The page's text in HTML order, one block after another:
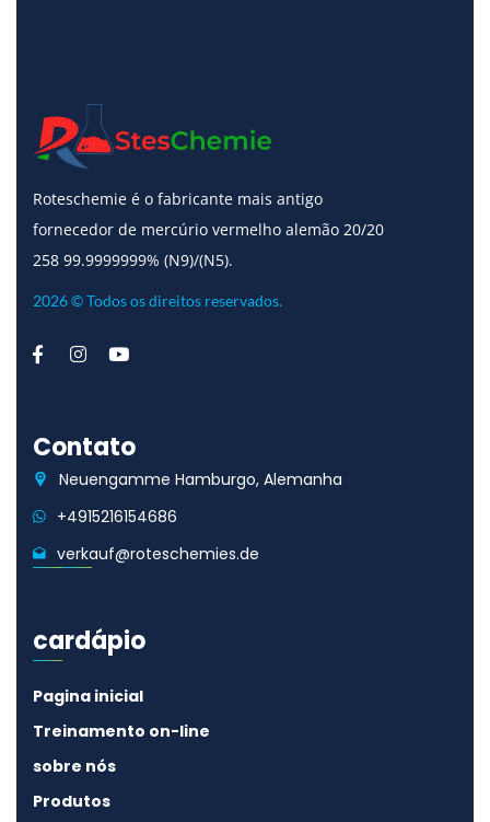
Roteschemie é o fabricante mais antigo
fornecedor de mercúrio vermelho alemão 20/20
258 99.9999999% (N9)/(N5).
2026 © Todos os direitos reservados.
Contato
Neuengamme Hamburgo, Alemanha
+4915216154686
verkauf@roteschemies.de
cardápio
Pagina inicial
Treinamento on-line
sobre nós
Produtos